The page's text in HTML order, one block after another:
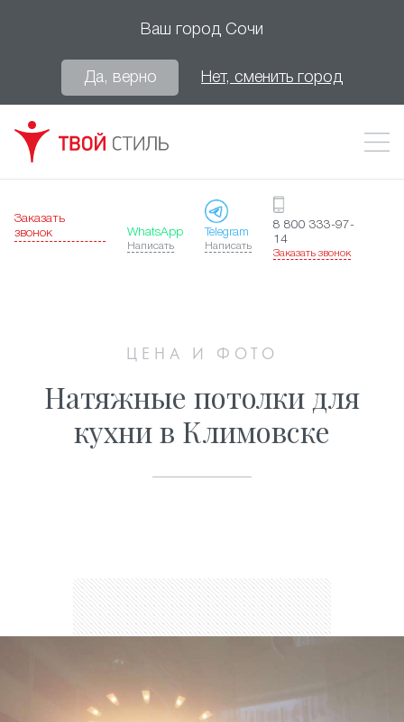
Ваш город Сочи
Да, верно Нет, сменить город
Заказать
звонок
WhatsApp
Написать
Telegram
Написать
8 800 333-97-
14
Заказать звонок
ЦЕНА И ФОТО
Натяжные потолки для
кухни в Климовске